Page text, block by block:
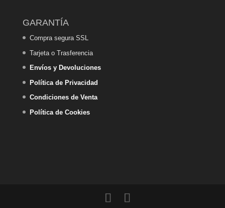
GARANTÍA
Compra segura SSL
Tarjeta o Trasferencia
Envíos y Devoluciones
Política de Privacidad
Condiciones de Venta
Política de Cookies